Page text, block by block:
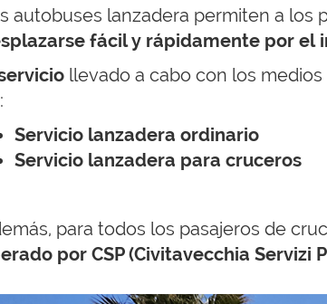
autobuses lanzadera permiten a los
fácil y rápidamente por el
llevado a cabo con los
Servicio lanzadera ordinario
Servicio lanzadera para cruceros
para todos los pasajeros de
por CSP (Civitavecchia Servizi